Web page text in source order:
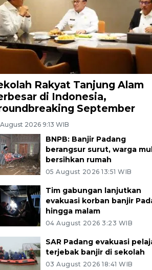
Rakyat Tanjung Alam
di Indonesia,
September
2026 9:13 WIB
BNPB: Banjir Padang
berangsur surut, warga
bersihkan rumah
05 August 2026 13:51 WIB
Tim gabungan lanjutkan
evakuasi korban banjir
hingga malam
04 August 2026 3:23 WIB
SAR Padang evakuasi
terjebak banjir di sekolah
03 August 2026 18:41 WIB